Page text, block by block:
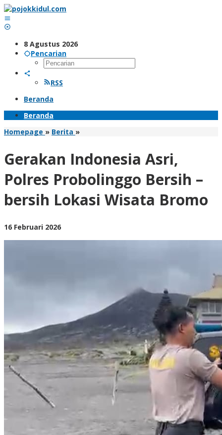
Lewati
ke
konten
8 Agustus 2026
Pencarian
RSS
Beranda
Beranda
Homepage » Berita »Gerakan
Polres
Bersih
-
bersih
Lokasi
Gerakan Indonesia Asri,
Polres Probolinggo Bersih –
bersih Lokasi Wisata Bromo
16 Februari 2026oleh